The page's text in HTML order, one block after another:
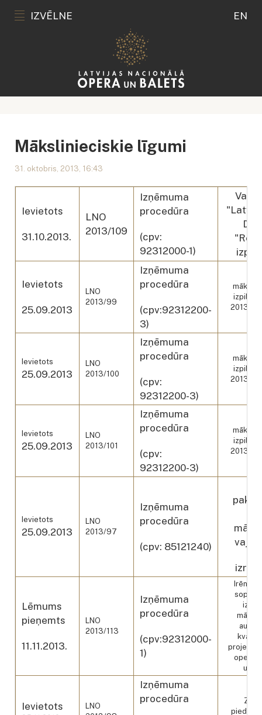
IZVĒLNE EN
Mākslinieciskie līgumi
31. oktobris, 2013, 16:43
Ievietots
31.10.2013.
LNO
2013/109
Izņēmuma
procedūra
(cpv:
92312000-1)
Ievietots
25.09.2013
LNO
2013/99
Izņēmuma
procedūra
(cpv:92312200-
3)
2013./
Ievietots
25.09.2013
LNO
2013/100
Izņēmuma
procedūra
(cpv:
92312200-3)
2013./
Ievietots
25.09.2013
LNO
2013/101
Izņēmuma
procedūra
(cpv:
92312200-3)
2013./
Ievietots
25.09.2013
LNO
2013/97
Izņēmuma
procedūra
(cpv: 85121240)
Lēmums
pieņemts
11.11.2013.
LNO
2013/113
Izņēmuma
procedūra
(cpv:92312000-
1)
Irēnes
projektā
operas
Ievietots
LNO
Izņēmuma
procedūra